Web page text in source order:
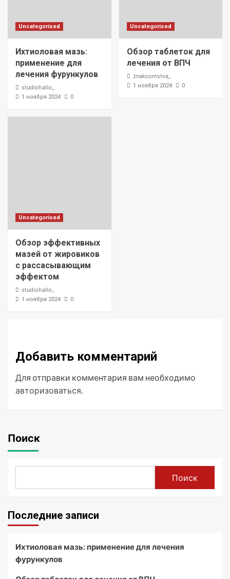
Uncategorised
Ихтиоловая мазь:
применение для
лечения фурункулов
studiohallo_
1 ноября 2024 0
Uncategorised
Обзор таблеток для
лечения от ВПЧ
znakcomstva_
1 ноября 2024 0
Uncategorised
Обзор эффективных
мазей от жировиков
с рассасывающим
эффектом
studiohallo_
1 ноября 2024 0
Добавить комментарий
Для отправки комментария вам необходимо
авторизоваться.
Поиск
Поиск
Последние записи
Ихтиоловая мазь: применение для лечения
фурункулов